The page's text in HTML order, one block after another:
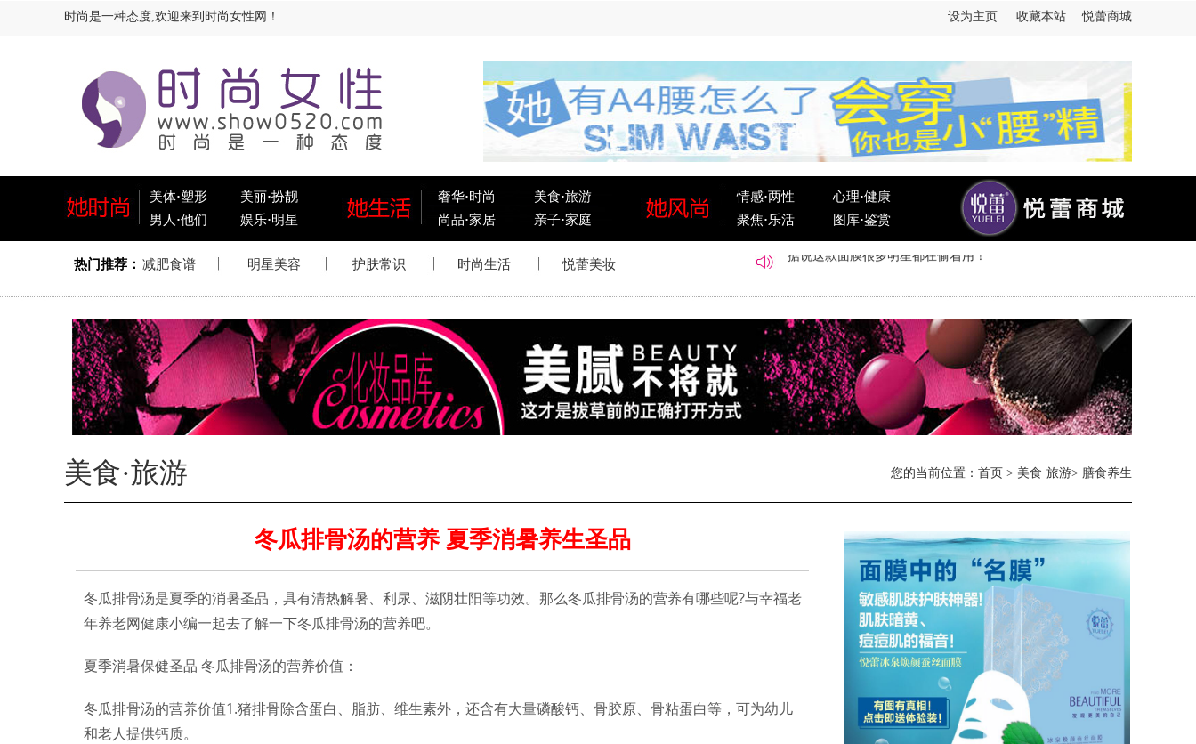
时尚是一种态度,欢迎来到时尚女性网！ 设为主页 收藏本站 悦蕾商城
美体·塑形 美丽·扮靓
男人 ·他们 娱乐·明星
奢华·时尚 美食·旅游
尚品·家居 亲子·家庭
情感·两性 心理·健康
聚焦·乐活 图库·鉴赏
美食·旅游 您的当前位置： 首页 > 美食·旅游> 膳食养生
冬瓜排骨汤的营养 夏季消暑养生圣品
冬瓜排骨汤是夏季的消暑圣品，具有清热解暑、利尿、滋阴壮阳等功效。那么冬瓜排骨汤的营养有哪些呢?与幸福老
年养老网健康小编一起去了解一下冬瓜排骨汤的营养吧。
夏季消暑保健圣品 冬瓜排骨汤的营养价值：
冬瓜排骨汤的营养价值1.猪排骨除含蛋白、脂肪、维生素外，还含有大量磷酸钙、骨胶原、骨粘蛋白等，可为幼儿
和老人提供钙质。